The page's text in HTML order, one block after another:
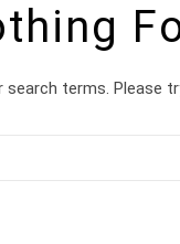
search terms. Please